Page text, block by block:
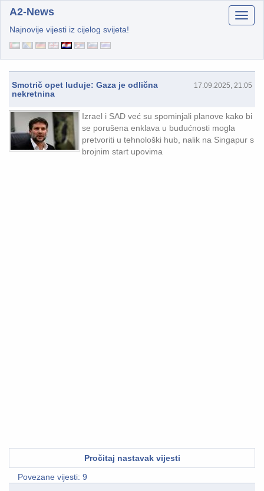
A2-News
Najnovije vijesti iz cijelog svijeta!
17.09.2025, 21:05
Smotrič opet luduje: Gaza je odlična
nekretnina
Izrael i SAD već su spominjali planove kako bi
se porušena enklava u budućnosti mogla
pretvoriti u tehnološki hub, nalik na Singapur s
brojnim start upovima
Pročitaj nastavak vijesti
Povezane vijesti: 9